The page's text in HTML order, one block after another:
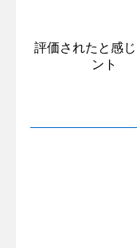
評価されたと感
ント